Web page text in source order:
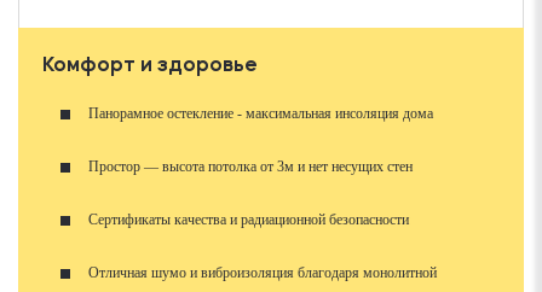
Комфорт и здоровье
Панорамное остекление - максимальная инсоляция дома
Простор — высота потолка от 3м и нет несущих стен
Сертификаты качества и радиационной безопасности
Отличная шумо и виброизоляция благодаря монолитной